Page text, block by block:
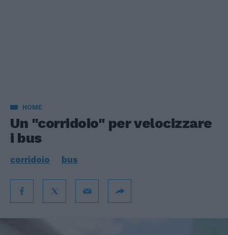
HOME
Un "corridoio" per velocizzare
i bus
corridoio bus